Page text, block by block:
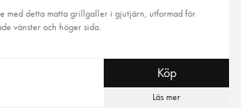
med detta matta grillgaller i gjutjärn, utformad för
vänster och höger sida.
Köp
Läs mer